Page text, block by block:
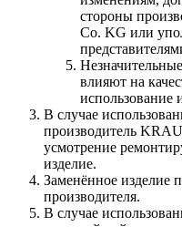
стороны
Со. KG или
влияют на
использование
В случае
производитель
усмотрение
изделие.
Заменённое изделие
производителя.
В случае